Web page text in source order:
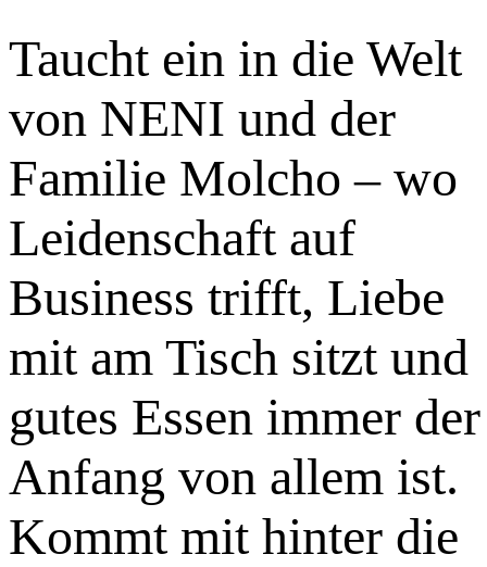
Taucht ein in die Welt
von NENI und der
Familie Molcho – wo
Leidenschaft auf
Business trifft, Liebe
mit am Tisch sitzt und
gutes Essen immer der
Anfang von allem ist.
Kommt mit hinter die